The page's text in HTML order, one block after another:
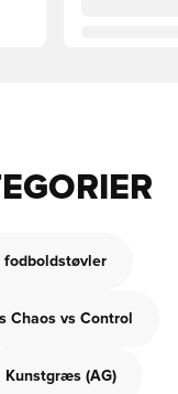
fodboldstøvler
Chaos vs Control
Kunstgræs (AG)